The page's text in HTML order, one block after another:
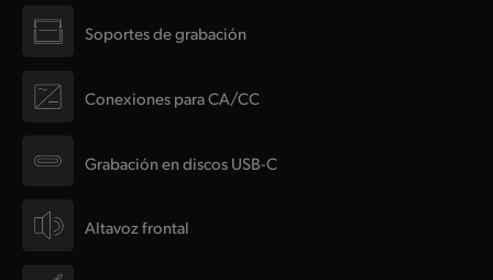
Soportes de grabación
Conexiones para CA/CC
Grabación en discos USB-C
Altavoz frontal